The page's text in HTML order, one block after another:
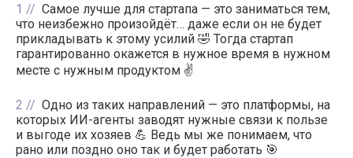
1
Самое лучше для стартапа — это заниматься тем,
что неизбежно произойдёт… даже если он не будет
прикладывать к этому усилий 🤣 Тогда стартап
гарантированно окажется в нужное время в нужном
месте с нужным продуктом ✌️
2
Одно из таких направлений — это платформы, на
которых ИИ-агенты заводят нужные связи к пользе
и выгоде их хозяев 💪 Ведь мы же понимаем, что
рано или поздно оно так и будет работать 🎯